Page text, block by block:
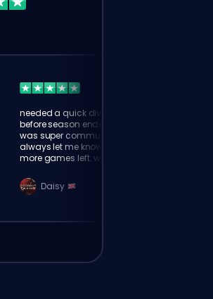
needed a quick division boost
before season ended. booster
was super communicative,
always let me know how many
more games left. went from
Daisy
Purchase Boost Now